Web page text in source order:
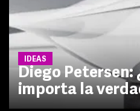
IDEAS
Diego Petersen:
importa la